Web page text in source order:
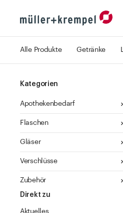
Alle Produkte Getränke
Kategorien
Apothekenbedarf
Flaschen
Gläser
Verschlüsse
Zubehör
Direkt zu
Aktuelles